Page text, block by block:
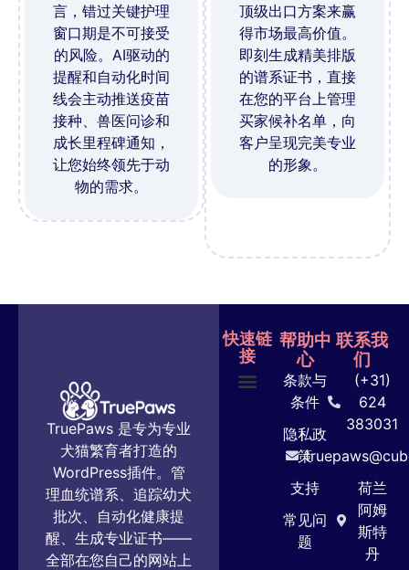
言，错过关键护理
窗口期是不可接受
的风险。AI驱动的
提醒和自动化时间
线会主动推送疫苗
接种、兽医问诊和
成长里程碑通知，
让您始终领先于动
物的需求。
顶级出口方案来赢
得市场最高价值。
即刻生成精美排版
的谱系证书，直接
在您的平台上管理
买家候补名单，向
客户呈现完美专业
的形象。
TruePaws 是专为专业
犬猫繁育者打造的
WordPress插件。管
理血统谱系、追踪幼犬
批次、自动化健康提
醒、生成专业证书——
全部在您自己的网站上
快速链
接
帮助中
心
条款与
条件
隐私政
策
支持
常见问
题
联系我
们
(+31)
624
383031
荷兰
阿姆
斯特
丹